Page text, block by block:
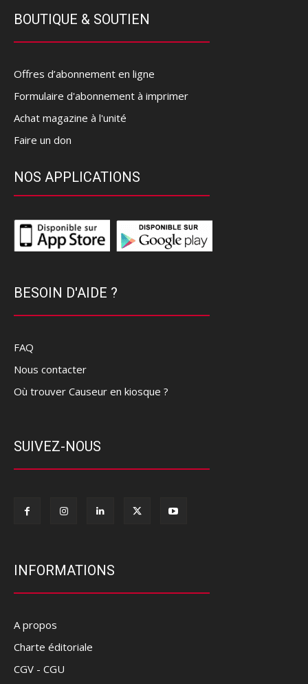
BOUTIQUE & SOUTIEN
Offres d’abonnement en ligne
Formulaire d'abonnement à imprimer
Achat magazine à l'unité
Faire un don
NOS APPLICATIONS
BESOIN D'AIDE ?
FAQ
Nous contacter
Où trouver Causeur en kiosque ?
SUIVEZ-NOUS
INFORMATIONS
A propos
Charte éditoriale
CGV - CGU